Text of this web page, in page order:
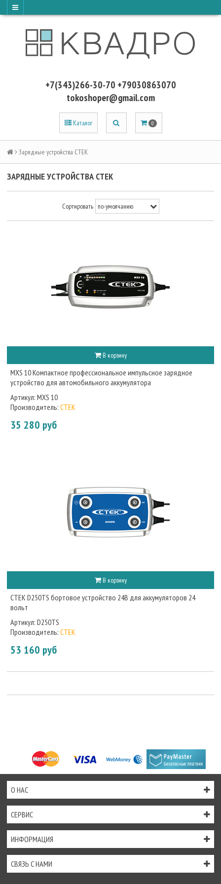
+7(343)266-30-70 +79030863070
tokoshoper@gmail.com
Каталог 0
Зарядные устройства CTEK
ЗАРЯДНЫЕ УСТРОЙСТВА CTEK
Сортировать
В корзину
MXS 10 Компактное профессиональное импульсное зарядное
устройство для автомобильного аккумулятора
Артикул: MXS 10
Производитель: CTEK
35 280 руб
В корзину
CTEK D250TS бортовое устройство 24В для аккумуляторов 24
вольт
Артикул: D250TS
Производитель: CTEK
53 160 руб
О НАС
СЕРВИС
ИНФОРМАЦИЯ
СВЯЗЬ С НАМИ